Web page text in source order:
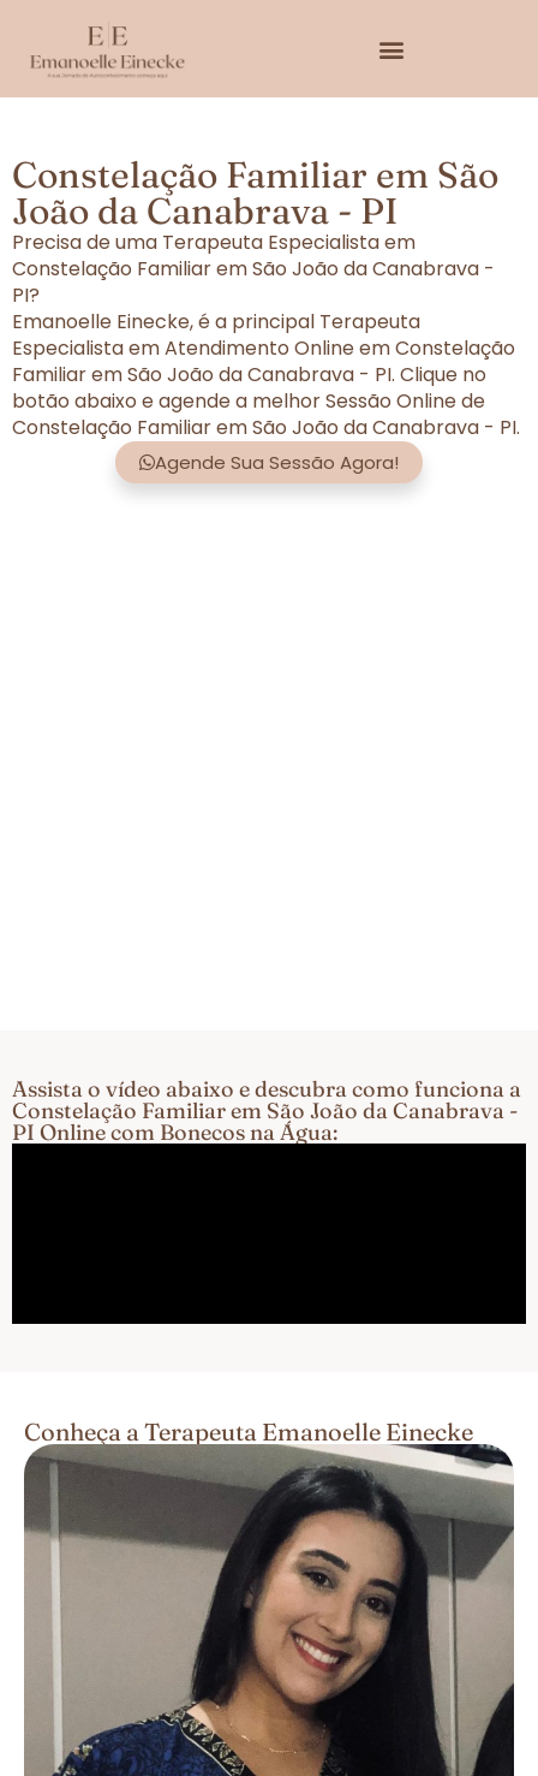
Constelação Familiar em São
João da Canabrava - PI
Precisa de uma Terapeuta Especialista em
Constelação Familiar em São João da Canabrava -
PI?
Emanoelle Einecke, é a principal Terapeuta
Especialista em Atendimento Online em Constelação
Familiar em São João da Canabrava - PI. Clique no
botão abaixo e agende a melhor Sessão Online de
Constelação Familiar em São João da Canabrava - PI.
Agende Sua Sessão Agora!
Assista o vídeo abaixo e descubra como funciona a
Constelação Familiar em São João da Canabrava -
PI Online com Bonecos na Água:
Conheça a Terapeuta Emanoelle Einecke